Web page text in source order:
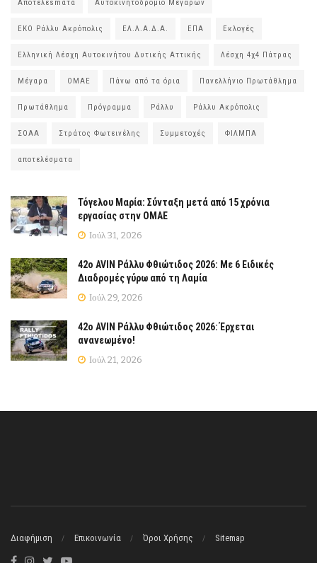
Αποτελέsmατα Αυτοκινητοδρόμιο Μεγάρων
ΕΚΟ Ράλλυ Ακρόπολις ΕΛ.Λ.Α.Δ.Α. ΕΠΑ Εκλογές
Ελληνική Λέσχη Αυτοκινήτου Δυτικής Αττικής Λέσχη 4χ4 Πάτρας
Μέγαρα ΟΜΑΕ Πάνω από τα όρια Πανελλήνιο Πρωτάθλημα
Πρωτάθλημα Πρόγραμμα Ράλλυ Ράλλυ Ακρόπολις
ΣΟΑΑ Στράτος Φωτεινέλης Συμμετοχές ΦΙΛΜΠΑ
αποτελέσματα
Τόγελου Μαρία: Σύνταξη μετά από 15 χρόνια
εργασίας στην ΟΜΑΕ
Ιούλ 31, 2026
42ο AVIN Ράλλυ Φθιώτιδος 2026: Με 6 Ειδικές
Διαδρομές γύρω από τη Λαμία
Ιούλ 29, 2026
42ο AVIN Ράλλυ Φθιώτιδος 2026: Έρχεται
ανανεωμένο!
Ιούλ 21, 2026
Διαφήμιση Επικοινωνία Όροι Χρήσης Sitemap